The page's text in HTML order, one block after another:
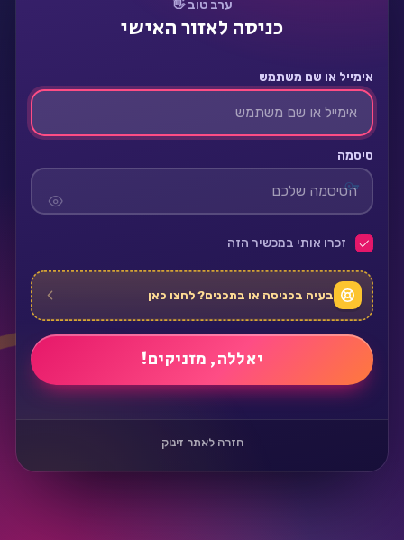
ערב טוב 👋
כניסה לאזור האישי
אימייל או שם משתמש
סיסמה
זכרו אותי במכשיר הזה
בעיה בכניסה או בתכנים? לחצו כאן
חזרה לאתר זינוק